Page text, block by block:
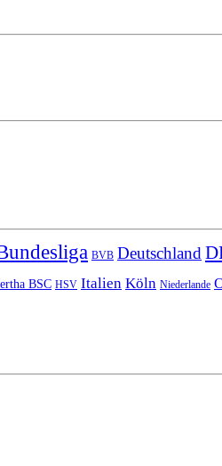
BVB Deutschland
BSC HSV Italien Köln Niederlande